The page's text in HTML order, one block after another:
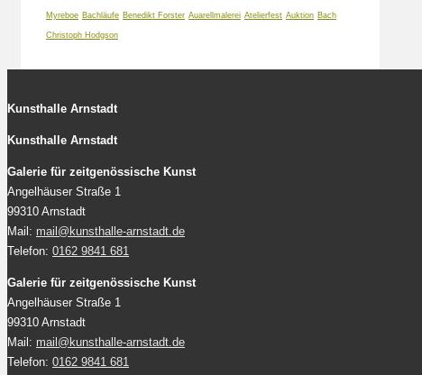
Myreboe Bachläufe Benedikt Forster Auarellmalerei Atelierfest Auktion Bach
Christoph Hodgson
Kunsthalle Arnstadt
Kunsthalle Arnstadt
Galerie für zeitgenössische Kunst
Angelhäuser Straße 1
99310 Arnstadt
Mail: mail@kunsthalle-arnstadt.de
Telefon: 0162 9841 681
Galerie für zeitgenössische Kunst
Angelhäuser Straße 1
99310 Arnstadt
Mail: mail@kunsthalle-arnstadt.de
Telefon: 0162 9841 681